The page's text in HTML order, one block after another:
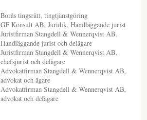
Borås tingsrätt, tingtjänstgöring
GF Konsult AB, Juridik, Handläggande jurist
Juristfirman Stangdell & Wennerqvist AB,
Handläggande jurist och delägare
Juristfirman Stangdell & Wennerqvist AB,
chefsjurist och delägare
Advokatfirman Stangdell & Wennerqvist AB,
advokat och ägare
Advokatfirman Stangdell & Wennerqvist AB,
advokat och delägare